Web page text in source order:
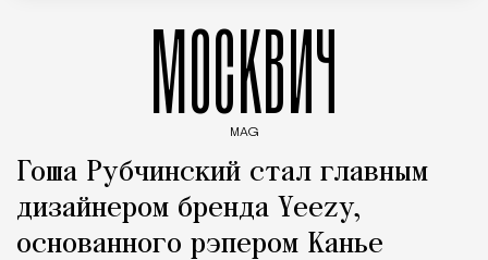
МОСКВИЧ
MAG
Гоша Рубчинский стал главным
дизайнером бренда Yeezy,
основанного рэпером Канье